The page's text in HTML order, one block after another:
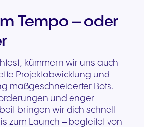
Tempo – oder
kümmern wir uns auch
Projektabwicklung und
maßgeschneiderter Bots.
und enger
bringen wir dich schnell
zum Launch – begleitet von